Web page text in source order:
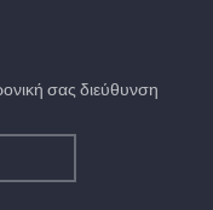
σας διεύθυνση